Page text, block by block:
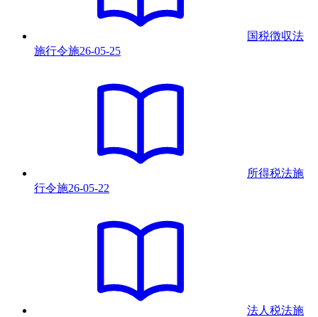
国税徴収法
施行令施26-05-25
所得税法施
行令施26-05-22
法人税法施